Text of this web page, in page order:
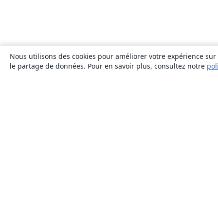
Nous utilisons des cookies pour améliorer votre expérience
le partage de données. Pour en savoir plus, consultez notre